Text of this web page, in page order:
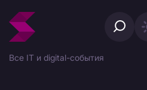
Все IT и digital-события